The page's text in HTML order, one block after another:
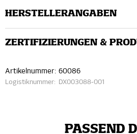
HERSTELLERANGABEN
ZERTIFIZIERUNGEN &
Artikelnummer: 60086
Logistiknummer: DX003088-001
PASSEND